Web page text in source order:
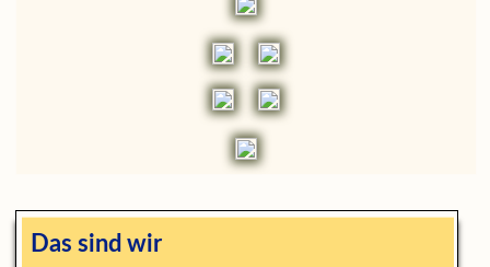
Das sind wir